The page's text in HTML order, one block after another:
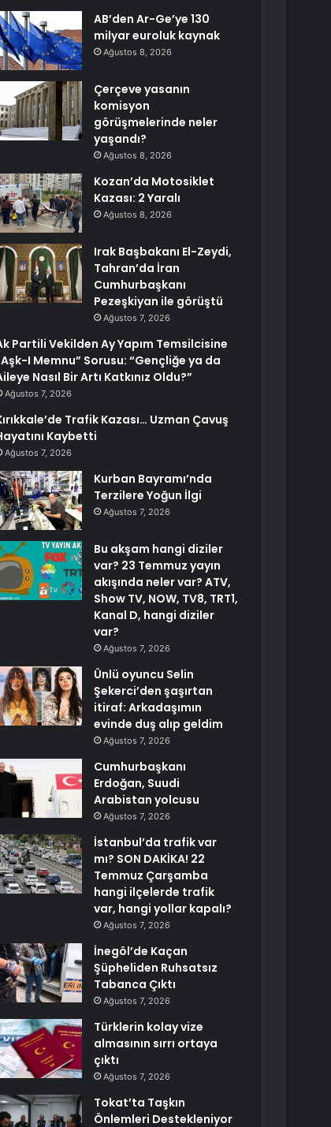
AB’den Ar-Ge’ye 130
milyar euroluk kaynak
Ağustos 8, 2026
Çerçeve yasanın
komisyon
görüşmelerinde neler
yaşandı?
Ağustos 8, 2026
Kozan’da Motosiklet
Kazası: 2 Yaralı
Ağustos 8, 2026
Irak Başbakanı El-Zeydi,
Tahran’da İran
Cumhurbaşkanı
Pezeşkiyan ile görüştü
Ağustos 7, 2026
Partili Vekilden Ay Yapım Temsilcisine
I Memnu” Sorusu: “Gençliğe ya da
Nasıl Bir Artı Katkınız Oldu?”
Ağustos 7, 2026
Trafik Kazası… Uzman Çavuş
Kaybetti
Ağustos 7, 2026
Kurban Bayramı’nda
Terzilere Yoğun İlgi
Ağustos 7, 2026
Bu akşam hangi diziler
var? 23 Temmuz yayın
akışında neler var? ATV,
Show TV, NOW, TV8, TRT1,
Kanal D, hangi diziler
var?
Ağustos 7, 2026
Ünlü oyuncu Selin
Şekerci’den şaşırtan
itiraf: Arkadaşımın
evinde duş alıp geldim
Ağustos 7, 2026
Cumhurbaşkanı
Erdoğan, Suudi
Arabistan yolcusu
Ağustos 7, 2026
İstanbul’da trafik var
mı? SON DAKİKA! 22
Temmuz Çarşamba
hangi ilçelerde trafik
var, hangi yollar kapalı?
Ağustos 7, 2026
İnegöl’de Kaçan
Şüpheliden Ruhsatsız
Tabanca Çıktı
Ağustos 7, 2026
Türklerin kolay vize
almasının sırrı ortaya
çıktı
Ağustos 7, 2026
Tokat’ta Taşkın
Önlemleri Destekleniyor